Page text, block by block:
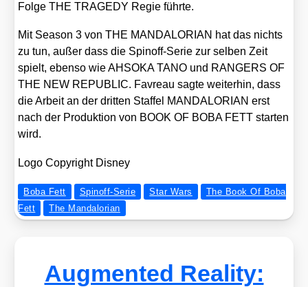
Fol­ge THE TRAGEDY Regie führ­te.
Mit Sea­son 3 von THE MANDALORIAN hat das nichts
zu tun, außer dass die Spin­off-Serie zur sel­ben Zeit
spielt, eben­so wie AHSOKA TANO und RANGERS OF
THE NEW REPUBLIC. Fav­reau sag­te wei­ter­hin, dass
die Arbeit an der drit­ten Staf­fel MANDALORIAN erst
nach der Pro­duk­ti­on von BOOK OF BOBA FETT star­ten
wird.
Logo Copy­right Dis­ney
Boba Fett Spinoff-Serie Star Wars
The Book Of Boba
Fett
The Mandalorian
Augmented Reality: